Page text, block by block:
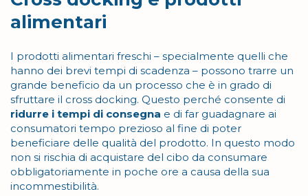
alimentari
I prodotti alimentari freschi – specialmente quelli che
hanno dei brevi tempi di scadenza – possono trarre un
grande beneficio da un processo che è in grado di
sfruttare il cross docking. Questo perché consente di
ridurre i tempi di consegna e di far guadagnare ai
consumatori tempo prezioso al fine di poter
beneficiare delle qualità del prodotto. In questo modo
non si rischia di acquistare del cibo da consumare
obbligatoriamente in poche ore a causa della sua
incommestibilità.